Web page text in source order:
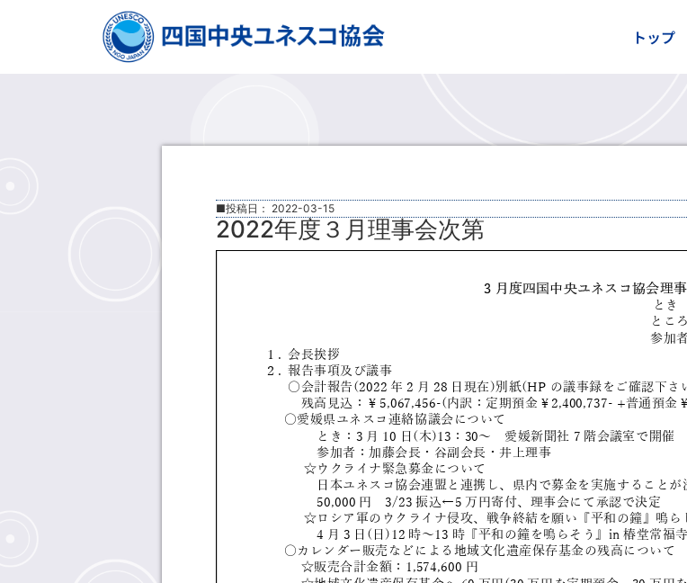
トップ
■投稿日： 2022-03-15
2022年度３月理事会次第